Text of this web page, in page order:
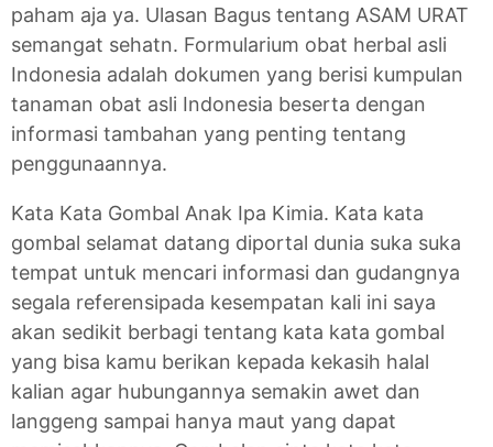
paham aja ya. Ulasan Bagus tentang ASAM URAT
semangat sehatn. Formularium obat herbal asli
Indonesia adalah dokumen yang berisi kumpulan
tanaman obat asli Indonesia beserta dengan
informasi tambahan yang penting tentang
penggunaannya.
Kata Kata Gombal Anak Ipa Kimia. Kata kata
gombal selamat datang diportal dunia suka suka
tempat untuk mencari informasi dan gudangnya
segala referensipada kesempatan kali ini saya
akan sedikit berbagi tentang kata kata gombal
yang bisa kamu berikan kepada kekasih halal
kalian agar hubungannya semakin awet dan
langgeng sampai hanya maut yang dapat